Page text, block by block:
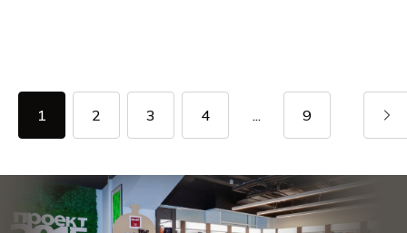
1 2 3 4 ... 9